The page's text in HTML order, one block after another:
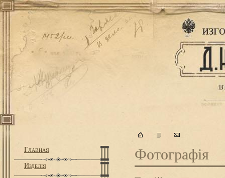
Главная
Изделiя
Фотографiя